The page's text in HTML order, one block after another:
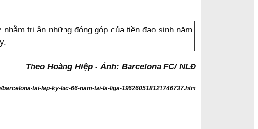
tri ân những đóng góp của tiền đạo sinh năm
Theo Hoàng Hiệp - Ảnh: Barcelona FC/ NLĐ
barcelona-tai-lap-ky-luc-66-nam-tai-la-liga-196260518121746737.htm